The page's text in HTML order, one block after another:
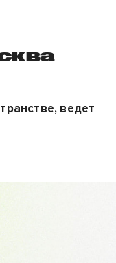
ведет